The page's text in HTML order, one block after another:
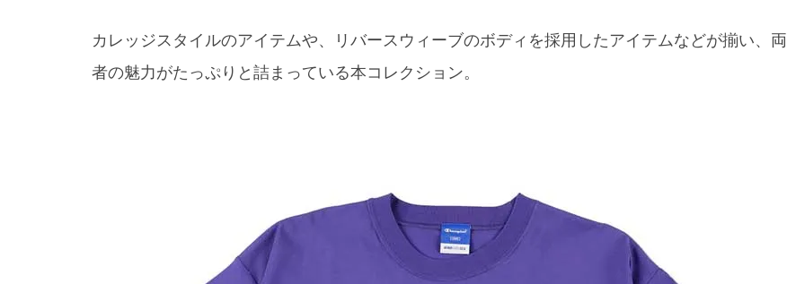
カレッジスタイルのアイテムや、リバースウィーブのボディを採用したアイテムなどが揃い、両
者の魅力がたっぷりと詰まっている本コレクション。